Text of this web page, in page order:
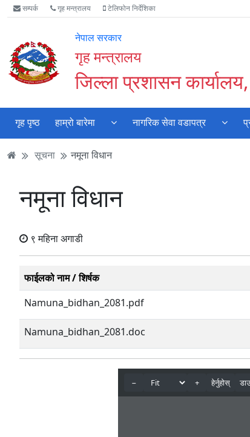
Accessibility
Mode
गर्नुहोस्
मुख्य
सामाग्री
मुख्य
नेभिगेसन
वेबसाइट
खोजमा
सम्पर्क गृह मन्त्रालय टेलिफोन निर्देशिका
नेपाल सरकार
गृह मन्त्रालय
जिल्ला प्रशासन
गृह पृष्ठ हाम्रो बारेमा नागरिक सेवा वडापत्र
सूचना नमूना विधान
नमूना विधान
९ महिना अगाडी
फाईलको नाम / शिर्षक
Namuna_bidhan_2081.pdf
Namuna_bidhan_2081.doc